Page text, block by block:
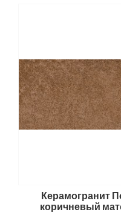
Керамогранит
коричневый